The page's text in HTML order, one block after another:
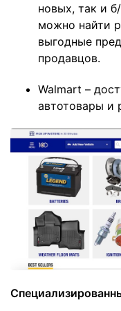
новых, так и
можно найти
выгодные
продавцов.
Walmart –
автотовары и